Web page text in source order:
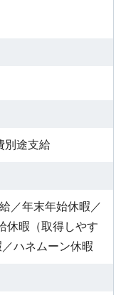
別途支給
／年末年始休暇／
休暇（取得しやす
ハネムーン休暇